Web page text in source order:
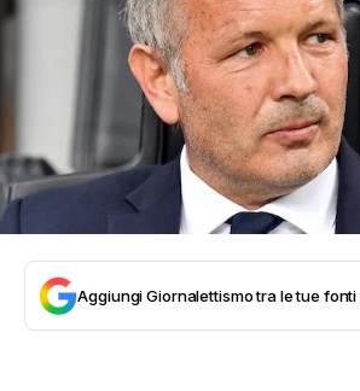
Aggiungi Giornalettismo tra le tue